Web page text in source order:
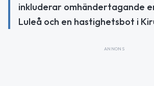
inkluderar omhändertagande
Luleå och en hastighetsbot i
ANNONS